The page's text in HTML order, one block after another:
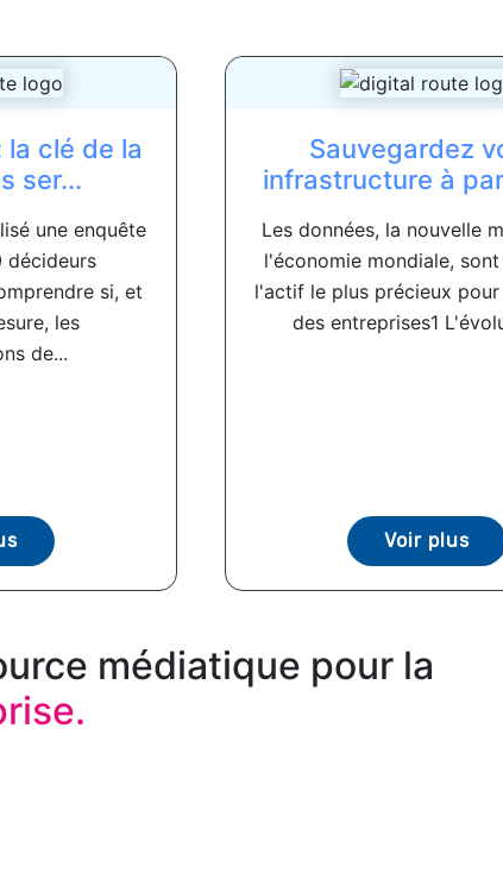
clé de la
ser...
une enquête
décideurs
si, et
les
de...
Sauvegardez
infrastructure à
Les données, la nouvelle
l'économie mondiale,
l'actif le plus précieux
des entreprises1
Voir plus
médiatique pour la